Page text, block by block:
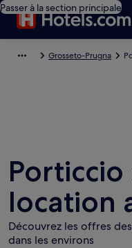
Passer à la section principale
Grosseto-Prugna
location
Découvrez les offres
dans les environs